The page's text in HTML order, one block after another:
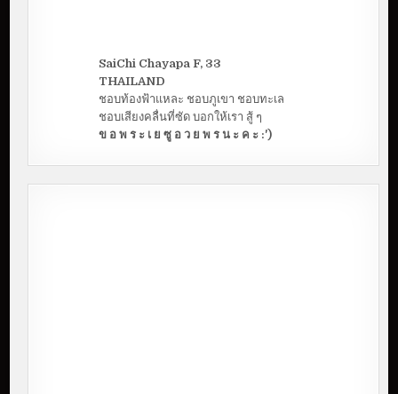
SaiChi Chayapa F, 33
THAILAND
ชอบท้องฟ้าแหละ ชอบภูเขา ชอบทะเล
ชอบเสียงคลื่นที่ซัด บอกให้เรา สู้ ๆ
ข อ พ ร ะ เ ย ซู อ ว ย พ ร น ะ ค ะ :')